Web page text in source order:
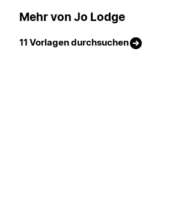
Mehr von Jo Lodge
11 Vorlagen durchsuchen